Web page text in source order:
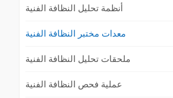
أنظمة تحليل النظافة الفنية
معدات مختبر النظافة الفنية
ملحقات تحليل النظافة الفنية
عملية فحص النظافة الفنية